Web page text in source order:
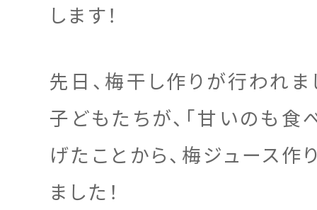
します！
先日、梅干し作りが行われま
子どもたちが、「甘いのも食
げたことから、梅ジュース作
ました！